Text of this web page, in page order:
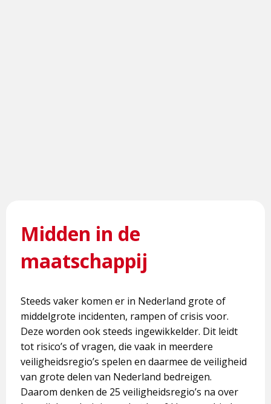
Midden in de
maatschappij
Steeds vaker komen er in Nederland grote of
middelgrote incidenten, rampen of crisis voor.
Deze worden ook steeds ingewikkelder. Dit leidt
tot risico’s of vragen, die vaak in meerdere
veiligheidsregio’s spelen en daarmee de veiligheid
van grote delen van Nederland bedreigen.
Daarom denken de 25 veiligheidsregio’s na over